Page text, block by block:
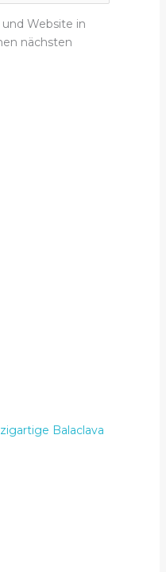
und Website in
nächsten
Balaclava